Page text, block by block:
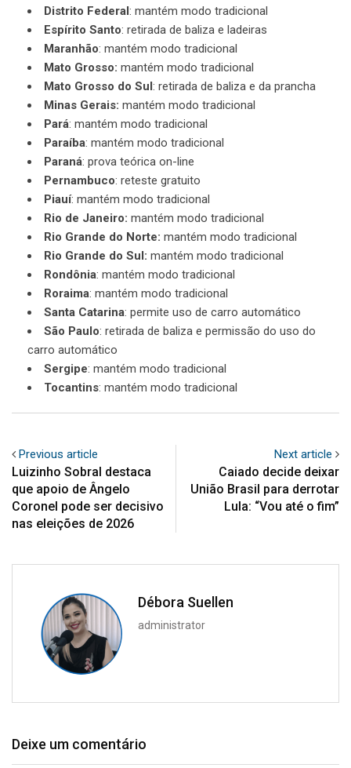
Distrito Federal: mantém modo tradicional
Espírito Santo: retirada de baliza e ladeiras
Maranhão: mantém modo tradicional
Mato Grosso: mantém modo tradicional
Mato Grosso do Sul: retirada de baliza e da prancha
Minas Gerais: mantém modo tradicional
Pará: mantém modo tradicional
Paraíba: mantém modo tradicional
Paraná: prova teórica on-line
Pernambuco: reteste gratuito
Piauí: mantém modo tradicional
Rio de Janeiro: mantém modo tradicional
Rio Grande do Norte: mantém modo tradicional
Rio Grande do Sul: mantém modo tradicional
Rondônia: mantém modo tradicional
Roraima: mantém modo tradicional
Santa Catarina: permite uso de carro automático
São Paulo: retirada de baliza e permissão do uso do
carro automático
Sergipe: mantém modo tradicional
Tocantins: mantém modo tradicional
Previous article
Luizinho Sobral destaca
que apoio de Ângelo
Coronel pode ser decisivo
nas eleições de 2026
Next article
Caiado decide deixar
União Brasil para derrotar
Lula: “Vou até o fim”
Débora Suellen
administrator
Deixe um comentário